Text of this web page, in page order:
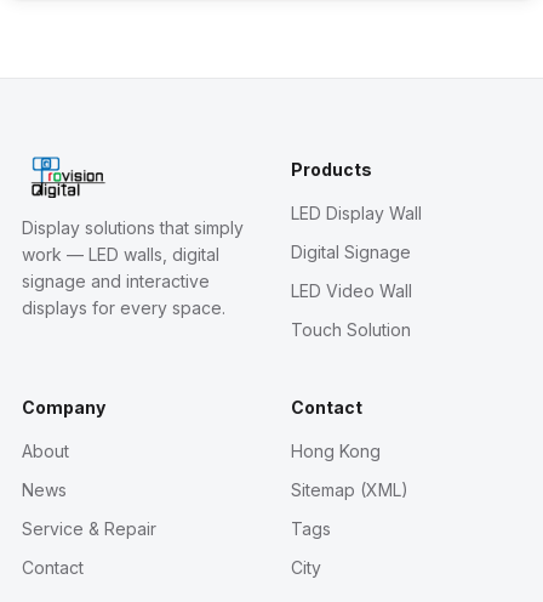
Display solutions that simply
work — LED walls, digital
signage and interactive
displays for every space.
Products
LED Display Wall
Digital Signage
LED Video Wall
Touch Solution
Company
About
News
Service & Repair
Contact
Contact
Hong Kong
Sitemap (XML)
Tags
City